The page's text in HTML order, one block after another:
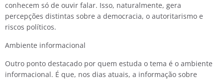
conhecem só de ouvir falar. Isso, naturalmente, gera
percepções distintas sobre a democracia, o autoritarismo e
riscos políticos.
Ambiente informacional
Outro ponto destacado por quem estuda o tema é o ambiente
informacional. É que, nos dias atuais, a informação sobre